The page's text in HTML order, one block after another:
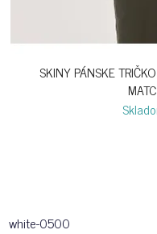
SKINY PÁNSKE
white-0500